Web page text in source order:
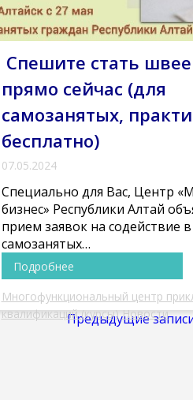
Спешите стать
прямо сейчас (для
самозанятых,
бесплатно)
07.05.2024
Специально для Вас, Центр
бизнес» Республики Алтай
прием заявок на содействие
самозанятых…
Подробнее
Многофункциональный центр
квалификаций (курсы) Новости
Навигация
Предыдущие